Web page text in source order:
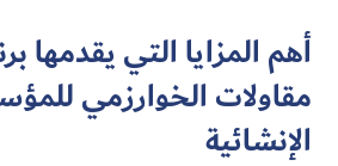
أهم المزايا التي يقدمها
مقاولات الخوارزمي
الإنشائية